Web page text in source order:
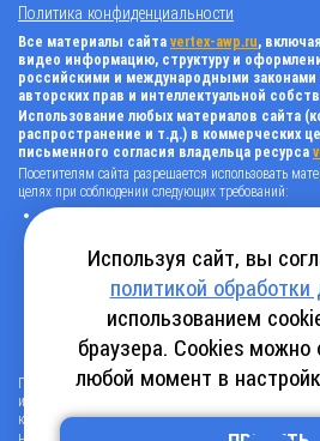
Политика конфиденциальности
Все материалы сайта vertex-awp.ru,
видео информацию, структуру и
российскими и международными законами
авторских прав и интеллектуальной
Использование любых материалов сайта
распространение и т.д.) в коммерческих
письменного согласия владельца ресурса
Посетителям сайта разрешается использовать
целях при соблюдении следующих требований:
поставить прямую активную гиперссылку на
системами, т.е. запрещено применять
способы, нельзя использовать редирект в
все ссылки, имеющиеся в тексте материала,
виде и быть прямыми и активными;
в случае регулярного использования
активная ссылка на ресурс должна быть
сайта (в любом видимом месте).
Посетителям сайта разрешается копировать/
информацию: бланки, анкеты, каталоги, промокоды
контактные телефоны и контактную информацию.
Используя сайт, вы
политикой
использованием
браузера. Cookies можно
любой момент в